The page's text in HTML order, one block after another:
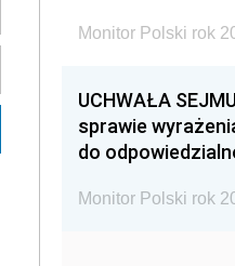
Monitor Polski rok
UCHWAŁA
sprawie
do
Monitor Polski rok